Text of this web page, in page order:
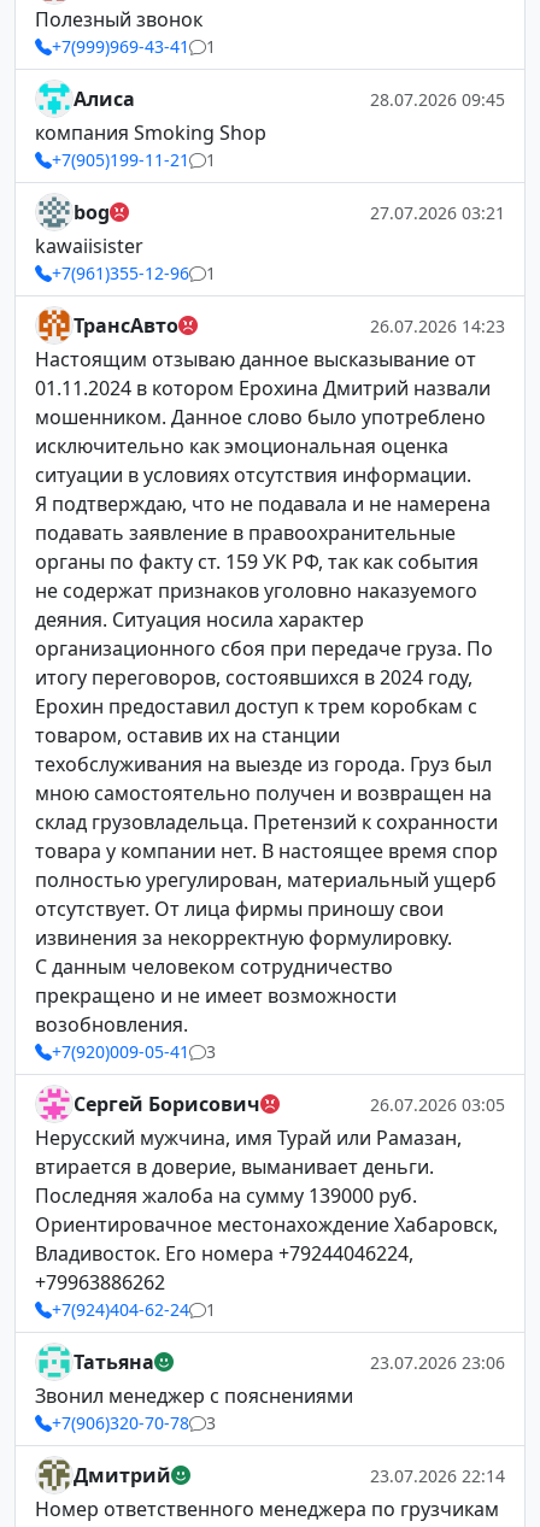
Полезный звонок
+7(999)969-43-41 1
Алиса 28.07.2026 09:45
компания Smoking Shop
+7(905)199-11-21 1
bog 27.07.2026 03:21
kawaiisister
+7(961)355-12-96 1
ТрансАвто 26.07.2026 14:23
Настоящим отзываю данное высказывание от
01.11.2024 в котором Ерохина Дмитрий назвали
мошенником. Данное слово было употреблено
исключительно как эмоциональная оценка
ситуации в условиях отсутствия информации.
Я подтверждаю, что не подавала и не намерена
подавать заявление в правоохранительные
органы по факту ст. 159 УК РФ, так как события
не содержат признаков уголовно наказуемого
деяния. Ситуация носила характер
организационного сбоя при передаче груза. По
итогу переговоров, состоявшихся в 2024 году,
Ерохин предоставил доступ к трем коробкам с
товаром, оставив их на станции
техобслуживания на выезде из города. Груз был
мною самостоятельно получен и возвращен на
склад грузовладельца. Претензий к сохранности
товара у компании нет. В настоящее время спор
полностью урегулирован, материальный ущерб
отсутствует. От лица фирмы приношу свои
извинения за некорректную формулировку.
С данным человеком сотрудничество
прекращено и не имеет возможности
возобновления.
+7(920)009-05-41 3
Сергей Борисович 26.07.2026 03:05
Нерусский мужчина, имя Турай или Рамазан,
втирается в доверие, выманивает деньги.
Последняя жалоба на сумму 139000 руб.
Ориентировачное местонахождение Хабаровск,
Владивосток. Его номера +79244046224,
+79963886262
+7(924)404-62-24 1
Татьяна 23.07.2026 23:06
Звонил менеджер с пояснениями
+7(906)320-70-78 3
Дмитрий 23.07.2026 22:14
Номер ответственного менеджера по грузчикам